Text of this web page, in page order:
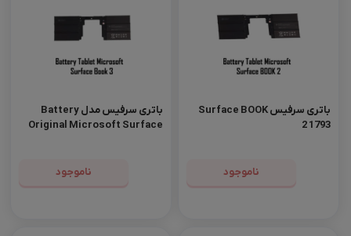
باتری سرفیس Surface BOOK
2 1793
ناموجود
باتری سرفیس مدل Battery
Original Microsoft Surface
ناموجود